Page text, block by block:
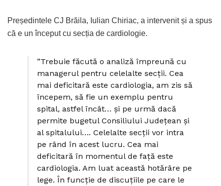
Președintele CJ Brăila, Iulian Chiriac, a intervenit și a spus
că e un început cu secția de cardiologie.
”Trebuie făcută o analiză împreună cu
managerul pentru celelalte secții. Cea
mai deficitară este cardiologia, am zis să
începem, să fie un exemplu pentru
spital, astfel încât… și pe urmă dacă
permite bugetul Consiliului Județean și
al spitalului…. Celelalte secții vor intra
pe rând în acest lucru. Cea mai
deficitară în momentul de față este
cardiologia. Am luat această hotărâre pe
lege. În funcție de discuțiile pe care le